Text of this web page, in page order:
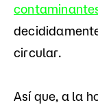
circular.
Así que, a la